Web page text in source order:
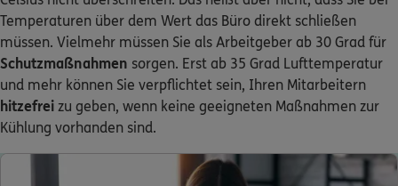
Schaden- oder Leistungsfall melden
Bequem online oder telefonisch.
0800 / 3746 555
Mo–Sa 7–20 Uhr (gebührenfrei)
Temperaturen über dem Wert das Büro direkt schließen
müssen. Vielmehr müssen Sie als Arbeitgeber ab 30 Grad für
Schutzmaßnahmen sorgen. Erst ab 35 Grad Lufttemperatur
und mehr können Sie verpflichtet sein, Ihren Mitarbeitern
hitzefrei zu geben, wenn keine geeigneten Maßnahmen zur
Kühlung vorhanden sind.